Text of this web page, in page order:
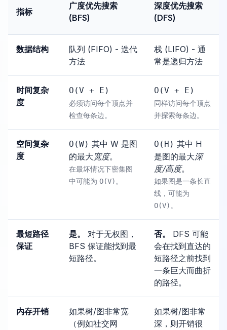
指标
广度优先搜索
(BFS)
深度优先搜索
(DFS)
数据结构
队列 (FIFO) - 迭代
方法
栈 (LIFO) - 通
常是递归方法
时间复杂
度
O(V + E)
必须访问每个顶点并
检查每条边。
O(V + E)
同样访问每个顶点
并探索每条边。
空间复杂
度
O(W) 其中 W 是图
的最大 宽度。
在最坏情况下密集图
中可能为 O(V) 。
O(H) 其中 H
是图的最大深
度/高度。
如果图是一条长直
线，可能为
O(V) 。
最短路径
保证
是。
对于无权图，
BFS 保证能找到最
短路径。
否。
DFS 可能
会在找到直达的
短路径之前找到
一条巨大而曲折
的路径。
内存开销
如果树/图非常宽
（例如社交网
如果树/图非常
深，则开销很